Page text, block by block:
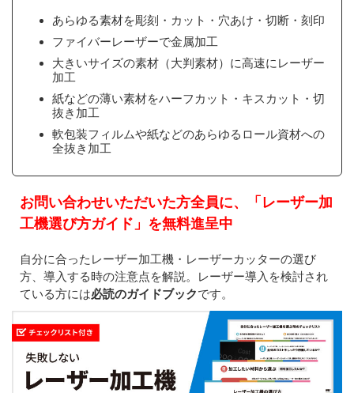
あらゆる素材を彫刻・カット・穴あけ・切断・刻印
ファイバーレーザーで金属加工
大きいサイズの素材（大判素材）に高速にレーザー
加工
紙などの薄い素材をハーフカット・キスカット・切
抜き加工
軟包装フィルムや紙などのあらゆるロール資材への
全抜き加工
お問い合わせいただいた方全員に、「レーザー加
工機選び方ガイド」を無料進呈中
自分に合ったレーザー加工機・レーザーカッターの選び
方、導入する時の注意点を解説。レーザー導入を検討され
ている方には必読のガイドブックです。